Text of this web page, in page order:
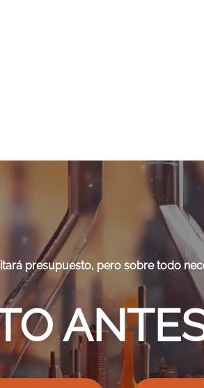
presupuesto, pero sobre todo